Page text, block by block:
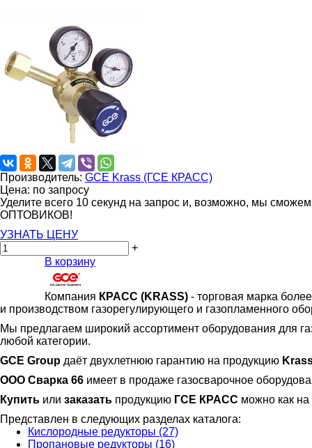
Производитель: GCE Krass (ГСЕ КРАСС)
Цена: по запросу
Уделите всего 10 секунд на запрос и, возможно, мы
ОПТОВИКОВ!
УЗНАТЬ ЦЕНУ
+
В корзину
Компания КРАСС (KRASS) - торговая марка
и производством газорегулирующего и газопламенного
Мы предлагаем широкий ассортимент оборудования для
любой категории.
GCE Group даёт двухлетнюю гарантию на продукцию
ООО Сварка 66 имеет в продаже газосварочное
Купить или заказать продукцию ГСЕ КРАСС можно как на
Представлен в следующих разделах каталога:
Кислородные редукторы (27)
Пропановые редукторы (16)